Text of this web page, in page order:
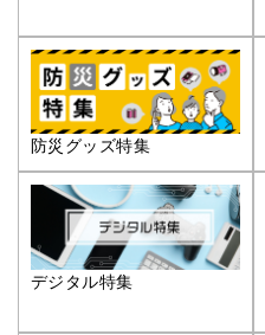
防災グッズ特集
デジタル特集